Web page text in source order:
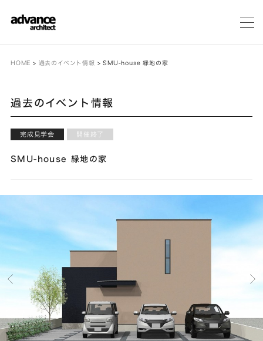
メ
HOME > 過去のイベント情報 >SMU-house 緑地の家
過去のイベント情報
完成見学会 開催終了
SMU-house 緑地の家